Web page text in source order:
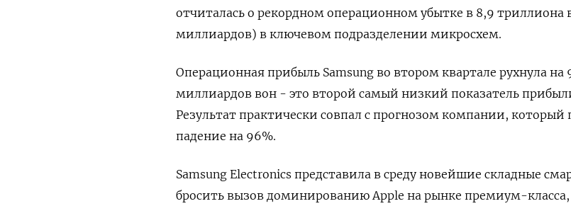
отчиталась о рекордном операционном убытке в 8,9 триллиона
миллиардов) в ключевом подразделении микросхем.
Операционная прибыль Samsung во втором квартале рухнула на
миллиардов вон - это второй самый низкий показатель
Результат практически совпал с прогнозом компании, который
падение на 96%.
Samsung Electronics представила в среду новейшие складные
бросить вызов доминированию Apple на рынке премиум-